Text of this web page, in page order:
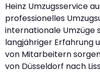
Heinz Umzugsservice
professionelles
internationale Umzüge
langjähriger Erfahrung
von Mitarbeitern
von Düsseldorf nach